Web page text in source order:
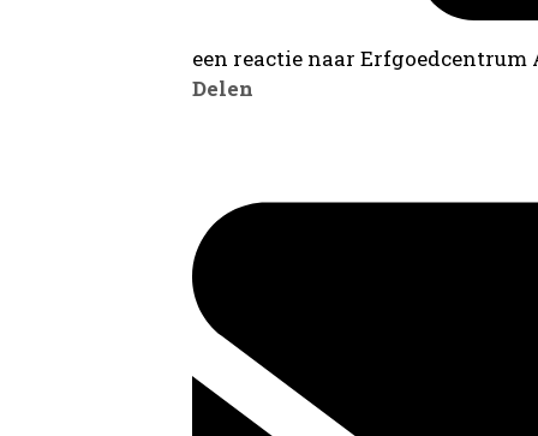
een reactie naar
Delen